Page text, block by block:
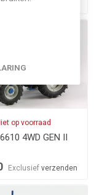
Exclusief
op voorraad
4WD GEN II
Exclusiefverzenden